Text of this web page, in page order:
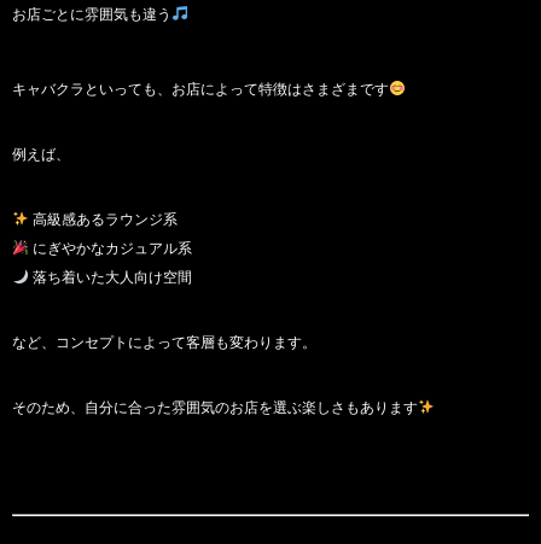
お店ごとに雰囲気も違う
キャバクラといっても、お店によって特徴はさまざまです
例えば、
高級感あるラウンジ系
にぎやかなカジュアル系
落ち着いた大人向け空間
など、コンセプトによって客層も変わります。
そのため、自分に合った雰囲気のお店を選ぶ楽しさもあります